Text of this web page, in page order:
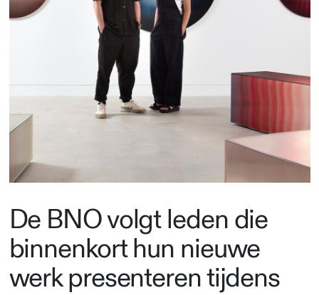
De BNO volgt leden die
binnenkort hun nieuwe
werk presenteren tijdens